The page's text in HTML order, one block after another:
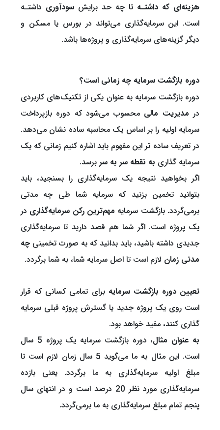
هزینه‌ای که داشتـه تا چه حد برایش سودآوری داشتـه
است. این سرمایه‌گذاری می‌تواند در بورس یا مسکن و
دیگر گزینه‌های سرمایه‌گذاری و پروژه‌ها باشد.
دوره بازگشت سرمایه چه زمانی است؟
دوره بازگشت سرمایه به عنوان یکی از تکنیک‌های کاربردی
در مدیریت مالی محسوب می‌شود که دوره بازپرداخت
سرمایه اولیه را بر اساس یک محاسبه ساده نشان می‌دهد.
در تعریف ساده تر این مفهوم باید اشاره کنیم زمانی که یک
سرمایه گذاری به نقطه سر به سر برسد.
اگر بخواهید نتیجه یک سرمایه‌گذاری را بسنجید، باید
بتوانید تخمین بزنید که سرمایه شما طی چه مدتی
برمی‌گردد. بازگشت سرمایه مهم‌ترین رکن سرمایه‌گذاری در
یک پروژه است. اگر شما هم قصد دارید تا سرمایه‌گذاری
جدیدی داشته باشید، باید بدانید که به صورت تخمینی چه
مدتی زمان لازم است تا اصل سرمایه شما، به شما برگردد.
تعیین دوره بازگشت سرمایه برای تمامی کسانی که قرار
است روی یک پروژه جدید یا گسترش پروژه قبلی سرمایه
گذاری کنند، مفید خواهد بود.
به عنوان مثال
، دوره بازگشت سرمایه یک پروژه 5 سال
است. این مثال به ما می‌گوید 5 سال زمان لازم است تا
مبلغ اولیه سرمایه‌گذاری به ما برگردد. یعنی بازده
سرمایه‌گذاری مورد نظر 20 درصد است و در انتهای سال
پنجم تمام مبلغ سرمایه‌گذاری به ما برمی‌گردد.